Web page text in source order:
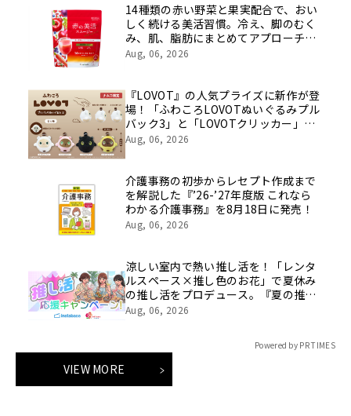
像を公開！
14種類の赤い野菜と果実配合で、おい
しく続ける美活習慣。冷え、脚のむく
み、肌、脂肪にまとめてアプローチす
る機能性表示食品が新登場
Aug, 06, 2026
『LOVOT』の人気プライズに新作が登
場！「ふわころLOVOTぬいぐるみプル
バック3」と「LOVOTクリッカー」が
全国のバンダイナムコアミューズメン
Aug, 06, 2026
介護事務の初歩からレセプト作成まで
を解説した『’26-’27年度版 これなら
わかる介護事務』を8月18日に発売！
Aug, 06, 2026
涼しい室内で熱い推し活を！「レンタ
ルスペース×推し色のお花」で夏休み
の推し活をプロデュース。『夏の推し
活応援キャンペーン』イーフローラと
Aug, 06, 2026
Powered by PR TIMES
VIEW MORE